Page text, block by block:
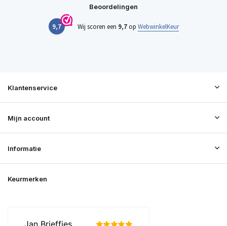
Beoordelingen
9,7 Wij scoren een 9,7op WebwinkelKeur
Klantenservice
Mijn account
Informatie
Keurmerken